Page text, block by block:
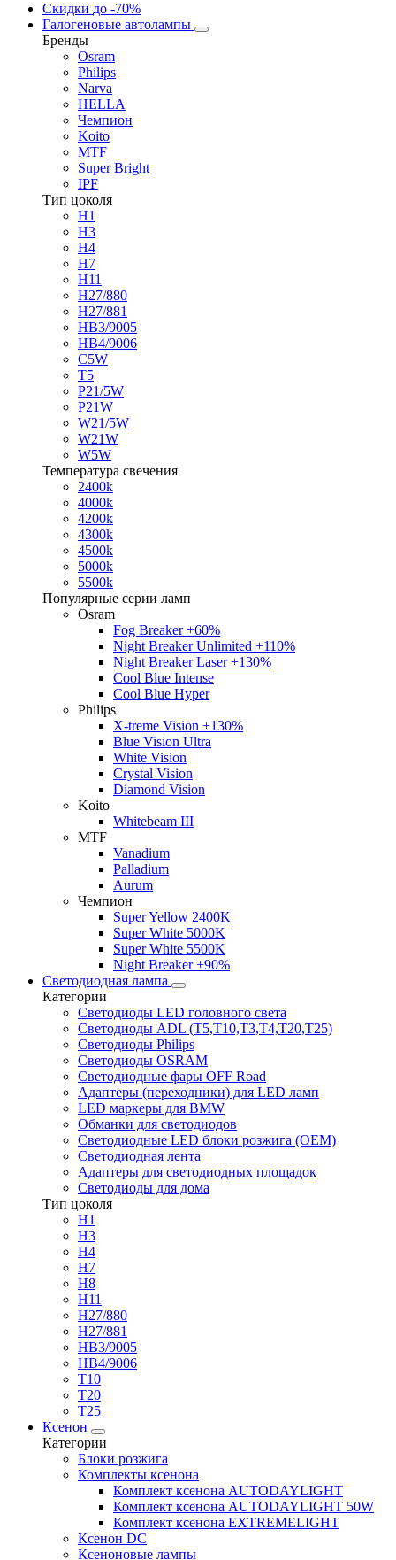
Скидки до -70%
Галогеновые автолампы
Бренды
Osram
Philips
Narva
HELLA
Чемпион
Koito
MTF
Super Bright
IPF
Тип цоколя
H1
H3
H4
H7
H11
H27/880
H27/881
HB3/9005
HB4/9006
C5W
T5
P21/5W
P21W
W21/5W
W21W
W5W
Температура свечения
2400k
4000k
4200k
4300k
4500k
5000k
5500k
Популярные серии ламп
Osram
Fog Breaker +60%
Night Breaker Unlimited +110%
Night Breaker Laser +130%
Cool Blue Intense
Cool Blue Hyper
Philips
X-treme Vision +130%
Blue Vision Ultra
White Vision
Crystal Vision
Diamond Vision
Koito
Whitebeam III
MTF
Vanadium
Palladium
Aurum
Чемпион
Super Yellow 2400K
Super White 5000K
Super White 5500K
Night Breaker +90%
Светодиодная лампа
Категории
Светодиоды LED головного света
Светодиоды ADL (T5,T10,T3,T4,T20,T25)
Светодиоды Philips
Светодиоды OSRAM
Светодиодные фары OFF Road
Адаптеры (переходники) для LED ламп
LED маркеры для BMW
Обманки для светодиодов
Светодиодные LED блоки розжига (OEM)
Светодиодная лента
Адаптеры для светодиодных площадок
Светодиоды для дома
Тип цоколя
H1
H3
H4
H7
H8
H11
H27/880
H27/881
HB3/9005
HB4/9006
T10
T20
T25
Ксенон
Категории
Блоки розжига
Комплекты ксенона
Комплект ксенона AUTODAYLIGHT
Комплект ксенона AUTODAYLIGHT 50W
Комплект ксенона EXTREMELIGHT
Ксенон DC
Ксеноновые лампы